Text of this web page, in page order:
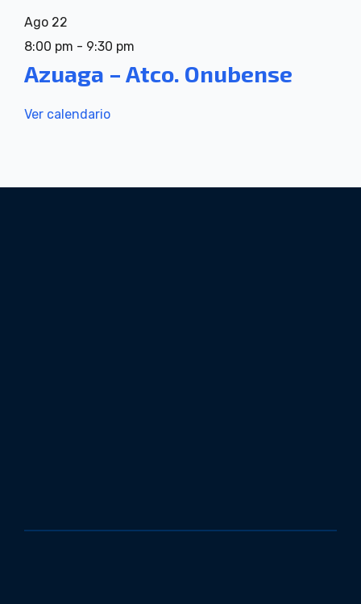
Ago 22
8:00 pm - 9:30 pm
Azuaga – Atco. Onubense
Ver calendario